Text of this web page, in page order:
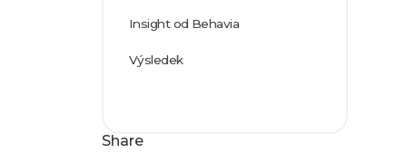
Insight od Behavia
Výsledek
Share